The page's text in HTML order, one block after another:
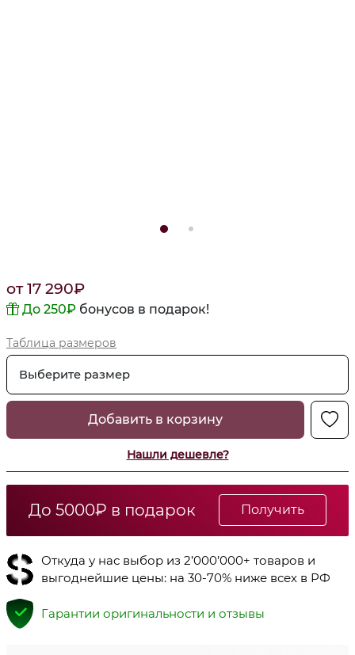
от17 290₽
До 250₽ бонусов в подарок!
Таблица размеров
Выберите размер
Добавить в корзину
Нашли дешевле?
До 5000₽ в подарок Получить
Откуда у нас выбор из 2’000’000+ товаров и
выгоднейшие цены: на 30-70% ниже всех в РФ
Гарантии оригинальности и отзывы